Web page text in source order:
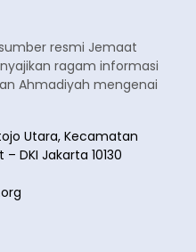
resmi Jemaat
ragam informasi
Ahmadiyah mengenai
Utara, Kecamatan
DKI Jakarta 10130